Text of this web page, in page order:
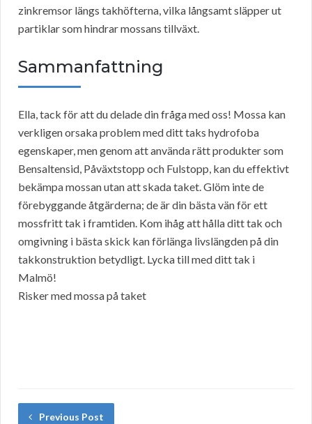
zinkremsor längs takhöfterna, vilka långsamt släpper ut
partiklar som hindrar mossans tillväxt.
Sammanfattning
Ella, tack för att du delade din fråga med oss! Mossa kan
verkligen orsaka problem med ditt taks hydrofoba
egenskaper, men genom att använda rätt produkter som
Bensaltensid, Påväxtstopp och Fulstopp, kan du effektivt
bekämpa mossan utan att skada taket. Glöm inte de
förebyggande åtgärderna; de är din bästa vän för ett
mossfritt tak i framtiden. Kom ihåg att hålla ditt tak och
omgivning i bästa skick kan förlänga livslängden på din
takkonstruktion betydligt. Lycka till med ditt tak i
Malmö!
Risker med mossa på taket
Previous Post